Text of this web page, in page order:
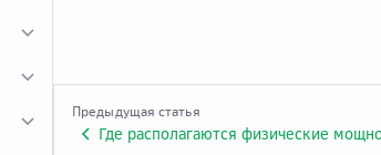
Предыдущая статья
Где располагаются физические